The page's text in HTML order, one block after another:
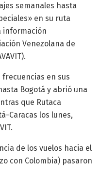
semanales hasta
en su ruta
información
Venezolana de
en sus
Bogotá y abrió una
que Rutaca
Caracas los lunes,
de los vuelos hacia el
con Colombia) pasaron